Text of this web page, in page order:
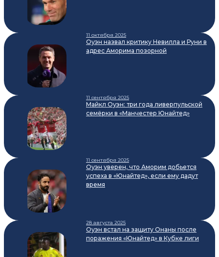
11 октября 2025
Оуэн назвал критику Невилла и Руни в
адрес Аморима позорной
11 сентября 2025
Майкл Оуэн: три года ливерпульской
семёрки в «Манчестер Юнайтед»
11 сентября 2025
Оуэн уверен, что Аморим добьется
успеха в «Юнайтед», если ему дадут
время
28 августа 2025
Оуэн встал на защиту Онаны после
поражения «Юнайтед» в Кубке лиги